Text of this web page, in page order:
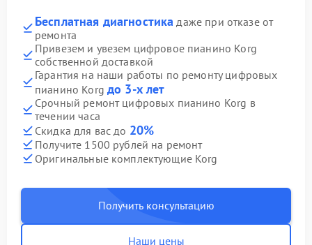
Бесплатная диагностика даже при отказе от
ремонта
Привезем и увезем цифровое пианино Korg
собственной доставкой
Гарантия на наши работы по ремонту цифровых
пианино Korg до 3-х лет
Срочный ремонт цифровых пианино Korg в
течении часа
Скидка для вас до 20%
Получите 1500 рублей на ремонт
Оригинальные комплектующие Korg
Получить консультацию
Наши цены